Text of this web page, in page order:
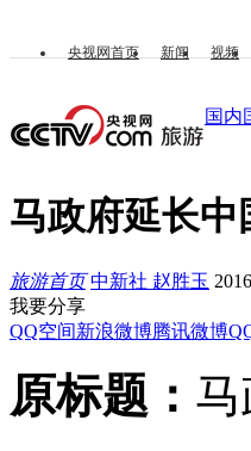
央视网首页 新闻 视频
国内
马政府延长中
旅游首页 中新社 赵胜玉
我要分享
QQ空间新浪微博腾讯微博
原标题：